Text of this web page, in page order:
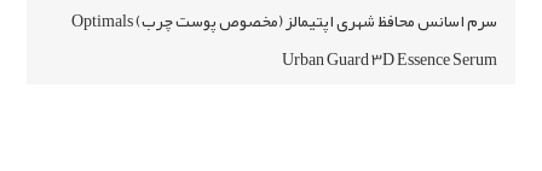
سرم اسانس محافظ شهری اپتیمالز (مخصوص پوست چرب) Optimals
Urban Guard 3D Essence Serum